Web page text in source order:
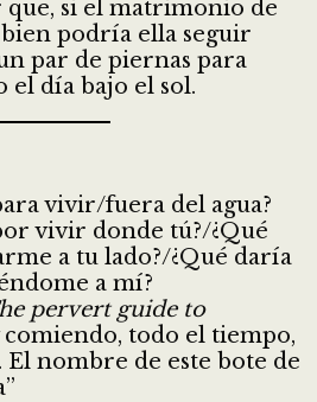
que, si el matrimonio de
podría ella seguir
par de piernas para
el día bajo el sol.
vivir/fuera del agua?
vivir donde tú?/¿Qué
a tu lado?/¿Qué daría
a mí?
pervert guide to
comiendo, todo el tiempo,
El nombre de este bote de